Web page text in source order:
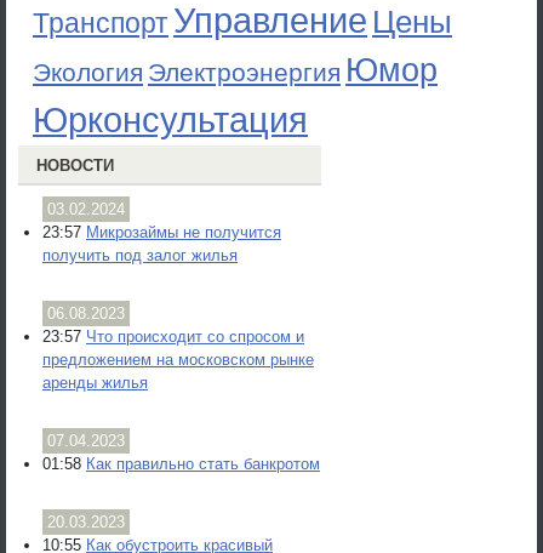
ТранспортУправление Цены
Экология Электроэнергия Юмор
Юрконсультация
НОВОСТИ
03.02.2024
23:57 Микрозаймы не получится
получить под залог жилья
06.08.2023
23:57 Что происходит со спросом и
предложением на московском рынке
аренды жилья
07.04.2023
01:58 Как правильно стать банкротом
20.03.2023
10:55 Как обустроить красивый